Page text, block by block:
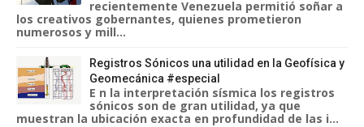
recientemente Venezuela permitió soñar a
los creativos gobernantes, quienes prometieron
numerosos y mill...
Registros Sónicos una utilidad en la Geofísica y
Geomecánica #especial
E n la interpretación sísmica los registros
sónicos son de gran utilidad, ya que
muestran la ubicación exacta en profundidad de las i...